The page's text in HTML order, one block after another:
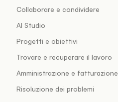
Collaborare e condividere
AI Studio
Progetti e obiettivi
Trovare e recuperare il lavoro
Amministrazione e fatturazione
Risoluzione dei problemi